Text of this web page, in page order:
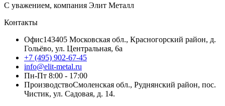
С уважением, компания Элит Металл
Контакты
Офис143405 Московская обл., Красногорский район, д.
Гольёво, ул. Центральная, 6a
+7 (495) 902-67-45
info@elit-metal.ru
Пн-Пт 8:00 - 17:00
ПроизводствоСмоленская обл., Руднянский район, пос.
Чистик, ул. Садовая, д. 14.